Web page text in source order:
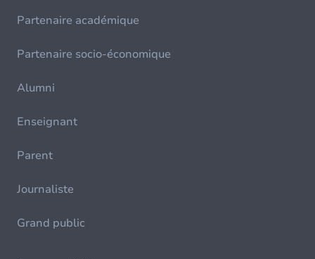
Partenaire académique
Partenaire socio-économique
Alumni
Enseignant
Parent
Journaliste
Grand public